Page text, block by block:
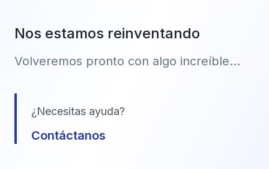
Nos estamos reinventando
Volveremos pronto con algo increíble...
¿Necesitas ayuda?
Contáctanos